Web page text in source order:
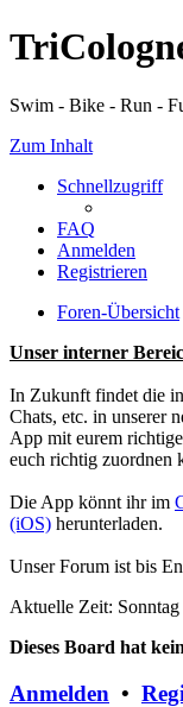
Swim - Bike - Run -
Zum Inhalt
Schnellzugriff
FAQ
Anmelden
Registrieren
Foren-Übersicht
Unser interner
In Zukunft findet die
Chats, etc. in unserer
App mit eurem
euch richtig zuordnen
Die App könnt ihr im
(iOS) herunterladen.
Unser Forum ist bis
Aktuelle Zeit:
Dieses Board hat
Anmelden •